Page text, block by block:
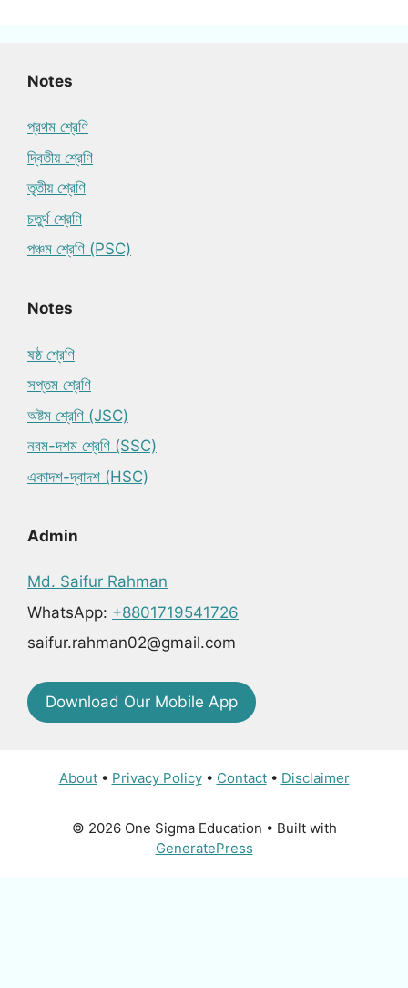
Notes
প্রথম শ্রেণি
দ্বিতীয় শ্রেণি
তৃতীয় শ্রেণি
চতুর্থ শ্রেণি
পঞ্চম শ্রেণি (PSC)
Notes
ষষ্ঠ শ্রেণি
সপ্তম শ্রেণি
অষ্টম শ্রেণি (JSC)
নবম-দশম শ্রেণি (SSC)
একাদশ-দ্বাদশ (HSC)
Admin
Md. Saifur Rahman
WhatsApp: +8801719541726
saifur.rahman02@gmail.com
Download Our Mobile App
About• Privacy Policy• Contact• Disclaimer
© 2026 One Sigma Education • Built with
GeneratePress